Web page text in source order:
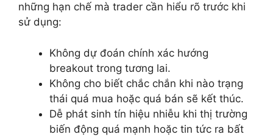
những hạn chế mà trader cần hiểu rõ trước khi
sử dụng:
Không dự đoán chính xác hướng
breakout trong tương lai.
Không cho biết chắc chắn khi nào trạng
thái quá mua hoặc quá bán sẽ kết thúc.
Dễ phát sinh tín hiệu nhiễu khi thị trường
biến động quá mạnh hoặc tin tức ra bất